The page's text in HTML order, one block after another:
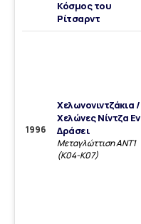
Κόσμος του
Ρίτσαρντ
1996
Χελωνονιντζάκια /
Χελώνες Νίντζα Εν
Δράσει
Μεταγλώττιση ΑΝΤ1
(Κ04-Κ07)